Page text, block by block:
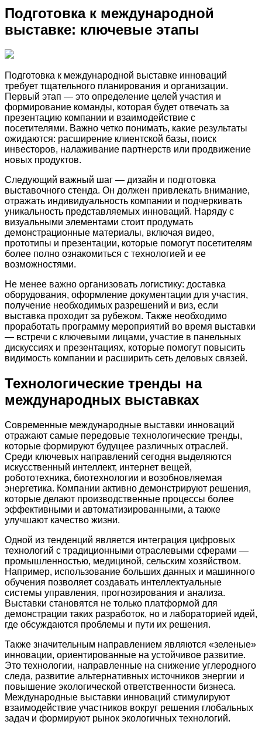
Подготовка к международной
выставке: ключевые этапы
Подготовка к международной выставке инноваций
требует тщательного планирования и организации.
Первый этап — это определение целей участия и
формирование команды, которая будет отвечать за
презентацию компании и взаимодействие с
посетителями. Важно четко понимать, какие результаты
ожидаются: расширение клиентской базы, поиск
инвесторов, налаживание партнерств или продвижение
новых продуктов.
Следующий важный шаг — дизайн и подготовка
выставочного стенда. Он должен привлекать внимание,
отражать индивидуальность компании и подчеркивать
уникальность представляемых инноваций. Наряду с
визуальными элементами стоит продумать
демонстрационные материалы, включая видео,
прототипы и презентации, которые помогут посетителям
более полно ознакомиться с технологией и ее
возможностями.
Не менее важно организовать логистику: доставка
оборудования, оформление документации для участия,
получение необходимых разрешений и виз, если
выставка проходит за рубежом. Также необходимо
проработать программу мероприятий во время выставки
— встречи с ключевыми лицами, участие в панельных
дискуссиях и презентациях, которые помогут повысить
видимость компании и расширить сеть деловых связей.
Технологические тренды на
международных выставках
Современные международные выставки инноваций
отражают самые передовые технологические тренды,
которые формируют будущее различных отраслей.
Среди ключевых направлений сегодня выделяются
искусственный интеллект, интернет вещей,
робототехника, биотехнологии и возобновляемая
энергетика. Компании активно демонстрируют решения,
которые делают производственные процессы более
эффективными и автоматизированными, а также
улучшают качество жизни.
Одной из тенденций является интеграция цифровых
технологий с традиционными отраслевыми сферами —
промышленностью, медициной, сельским хозяйством.
Например, использование больших данных и машинного
обучения позволяет создавать интеллектуальные
системы управления, прогнозирования и анализа.
Выставки становятся не только платформой для
демонстрации таких разработок, но и лабораторией идей,
где обсуждаются проблемы и пути их решения.
Также значительным направлением являются «зеленые»
инновации, ориентированные на устойчивое развитие.
Это технологии, направленные на снижение углеродного
следа, развитие альтернативных источников энергии и
повышение экологической ответственности бизнеса.
Международные выставки инноваций стимулируют
взаимодействие участников вокруг решения глобальных
задач и формируют рынок экологичных технологий.